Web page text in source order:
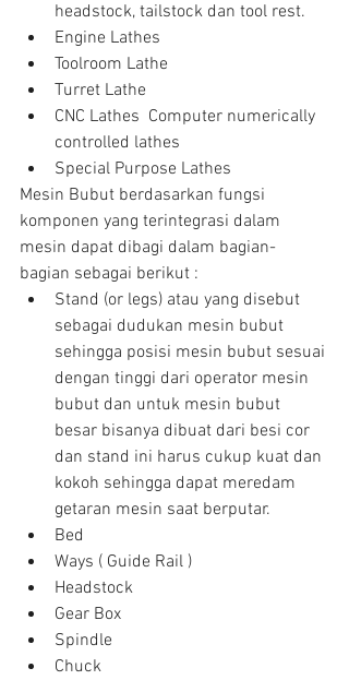
headstock, tailstock dan tool rest.
Engine Lathes
Toolroom Lathe
Turret Lathe
CNC Lathes  Computer numerically
controlled lathes
Special Purpose Lathes
Mesin Bubut berdasarkan fungsi
komponen yang terintegrasi dalam
mesin dapat dibagi dalam bagian-
bagian sebagai berikut :
Stand (or legs) atau yang disebut
sebagai dudukan mesin bubut
sehingga posisi mesin bubut sesuai
dengan tinggi dari operator mesin
bubut dan untuk mesin bubut
besar bisanya dibuat dari besi cor
dan stand ini harus cukup kuat dan
kokoh sehingga dapat meredam
getaran mesin saat berputar.
Bed
Ways ( Guide Rail )
Headstock
Gear Box
Spindle
Chuck